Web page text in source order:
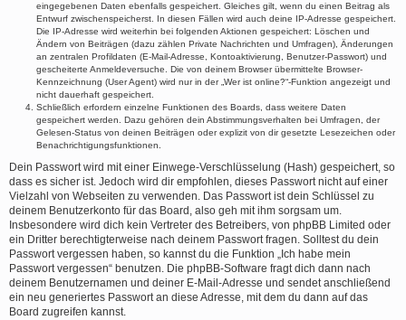
eingegebenen Daten ebenfalls gespeichert. Gleiches gilt, wenn du einen Beitrag als
Entwurf zwischenspeicherst. In diesen Fällen wird auch deine IP-Adresse gespeichert.
Die IP-Adresse wird weiterhin bei folgenden Aktionen gespeichert: Löschen und
Ändern von Beiträgen (dazu zählen Private Nachrichten und Umfragen), Änderungen
an zentralen Profildaten (E-Mail-Adresse, Kontoaktivierung, Benutzer-Passwort) und
gescheiterte Anmeldeversuche. Die von deinem Browser übermittelte Browser-
Kennzeichnung (User Agent) wird nur in der „Wer ist online?“-Funktion angezeigt und
nicht dauerhaft gespeichert.
Schließlich erfordern einzelne Funktionen des Boards, dass weitere Daten
gespeichert werden. Dazu gehören dein Abstimmungsverhalten bei Umfragen, der
Gelesen-Status von deinen Beiträgen oder explizit von dir gesetzte Lesezeichen oder
Benachrichtigungsfunktionen.
Dein Passwort wird mit einer Einwege-Verschlüsselung (Hash) gespeichert, so
dass es sicher ist. Jedoch wird dir empfohlen, dieses Passwort nicht auf einer
Vielzahl von Webseiten zu verwenden. Das Passwort ist dein Schlüssel zu
deinem Benutzerkonto für das Board, also geh mit ihm sorgsam um.
Insbesondere wird dich kein Vertreter des Betreibers, von phpBB Limited oder
ein Dritter berechtigterweise nach deinem Passwort fragen. Solltest du dein
Passwort vergessen haben, so kannst du die Funktion „Ich habe mein
Passwort vergessen“ benutzen. Die phpBB-Software fragt dich dann nach
deinem Benutzernamen und deiner E-Mail-Adresse und sendet anschließend
ein neu generiertes Passwort an diese Adresse, mit dem du dann auf das
Board zugreifen kannst.